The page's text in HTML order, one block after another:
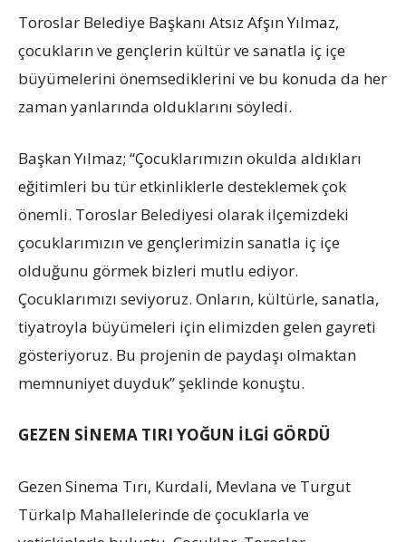
Toroslar Belediye Başkanı Atsız Afşın Yılmaz,
çocukların ve gençlerin kültür ve sanatla iç içe
büyümelerini önemsediklerini ve bu konuda da her
zaman yanlarında olduklarını söyledi.
Başkan Yılmaz; “Çocuklarımızın okulda aldıkları
eğitimleri bu tür etkinliklerle desteklemek çok
önemli. Toroslar Belediyesi olarak ilçemizdeki
çocuklarımızın ve gençlerimizin sanatla iç içe
olduğunu görmek bizleri mutlu ediyor.
Çocuklarımızı seviyoruz. Onların, kültürle, sanatla,
tiyatroyla büyümeleri için elimizden gelen gayreti
gösteriyoruz. Bu projenin de paydaşı olmaktan
memnuniyet duyduk” şeklinde konuştu.
GEZEN SİNEMA TIRI YOĞUN İLGİ GÖRDÜ
Gezen Sinema Tırı, Kurdali, Mevlana ve Turgut
Türkalp Mahallelerinde de çocuklarla ve